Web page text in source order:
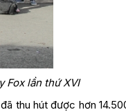
Fox lần thứ XVI
thu hút được hơn